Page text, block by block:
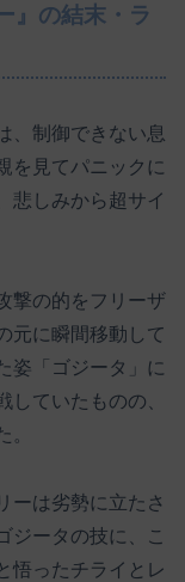
』の結末・ラ
、制御できない息
を見てパニックに
悲しみから超サイ
撃の的をフリーザ
元に瞬間移動して
姿「ゴジータ」に
ていたものの、
。
ーは劣勢に立たさ
ジータの技に、こ
悟ったチライとレ